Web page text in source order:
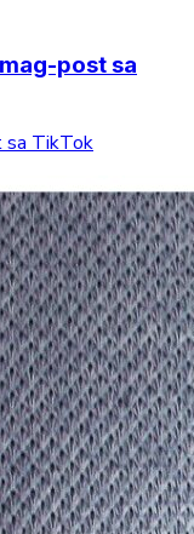
post sa
sa TikTok